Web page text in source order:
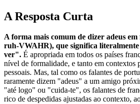
A Resposta Curta
A forma mais comum de dizer adeus
ruh-VWAHR), que significa
ver". É apropriada em todos os países
nível de formalidade, e tanto em contextos
pessoais. Mas, tal como os falantes de
raramente dizem "adeus" a um amigo
"até logo" ou "cuida-te", os falantes de
rico de despedidas ajustadas ao contexto,